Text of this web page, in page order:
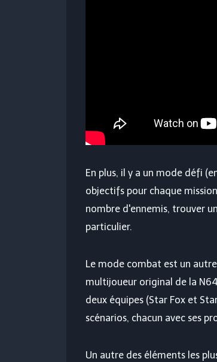
En plus, il y a un mode défi
objectifs pour chaque
nombre d'ennemis, trouver
particulier.
Le mode combat est un
multijoueur original de la
deux équipes (Star Fox et
scénarios, chacun avec ses
Un autre des éléments les